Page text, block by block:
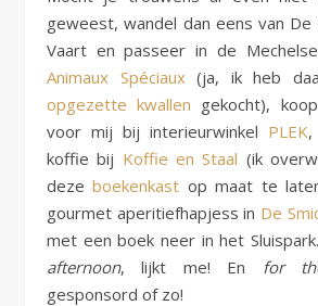
geweest, wandel dan eens van
Vaart en passeer in de
Animaux Spéciaux (ja, ik heb
opgezette kwallen gekocht),
voor mij bij interieurwinkel PLEK
koffie bij Koffie en Staal (ik
dezeboekenkast op maat te
gourmet aperitiefhapjess in De
met een boek neer in het Sluispark.
afternoon, lijkt me! En for
gesponsord of zo!